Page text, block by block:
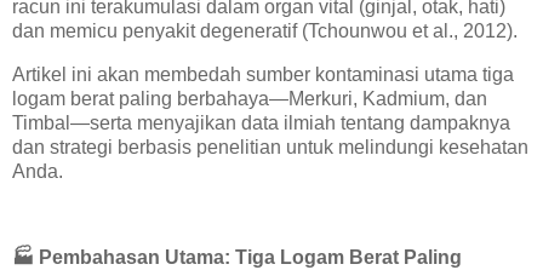
racun ini terakumulasi dalam organ vital (ginjal, otak, hati)
dan memicu penyakit degeneratif (Tchounwou et al., 2012).
Artikel ini akan membedah sumber kontaminasi utama tiga
logam berat paling berbahaya—Merkuri, Kadmium, dan
Timbal—serta menyajikan data ilmiah tentang dampaknya
dan strategi berbasis penelitian untuk melindungi kesehatan
Anda.
🏭 Pembahasan Utama: Tiga Logam Berat Paling